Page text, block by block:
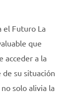
el Futuro La
que
acceder a la
su situación
solo alivia la